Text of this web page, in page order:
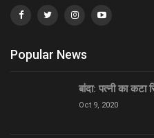
Popular News
बांदा: पत्नी का कटा
Oct 9, 2020